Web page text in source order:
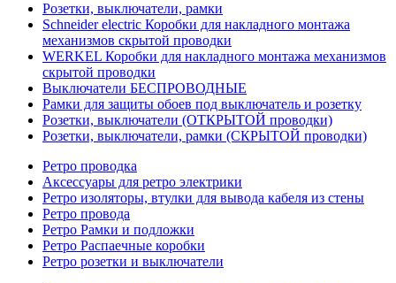
Розетки, выключатели, рамки
Schneider electric Коробки для накладного монтажа
механизмов скрытой проводки
WERKEL Коробки для накладного монтажа механизмов
скрытой проводки
Выключатели БЕСПРОВОДНЫЕ
Рамки для защиты обоев под выключатель и розетку
Розетки, выключатели (ОТКРЫТОЙ проводки)
Розетки, выключатели, рамки (СКРЫТОЙ проводки)
Ретро проводка
Аксессуары для ретро электрики
Ретро изоляторы, втулки для вывода кабеля из стены
Ретро провода
Ретро Рамки и подложки
Ретро Распаечные коробки
Ретро розетки и выключатели